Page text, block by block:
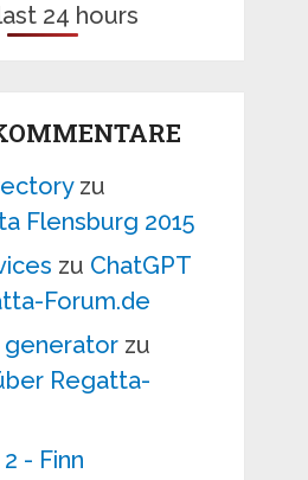
24 hours
zu
Flensburg 2015
zu ChatGPT
Forum.de
generatorzu
Regatta-
- Finn